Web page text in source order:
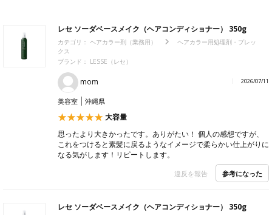
レセ ソーダベースメイク（ヘアコンディショナー） 350g
カテゴリ： ヘアカラー剤（業務用）
ヘアカラー用処理剤・プレッ
クス
ブランド： LESSE（レセ）
mom 2026/07/11
美容室 沖縄県
大容量
思ったより大きかったです。ありがたい！ 個人の感想ですが、
これをつけると素髪に戻るようなイメージで柔らかい仕上がりに
なる気がします！リピートします。
違反を報告 参考になった
レセ ソーダベースメイク（ヘアコンディショナー） 350g